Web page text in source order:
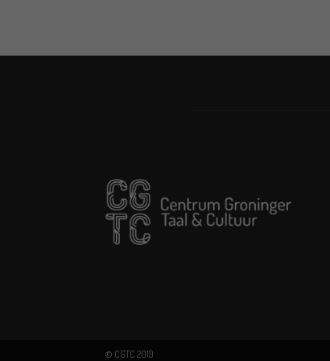
© CGTC 2019